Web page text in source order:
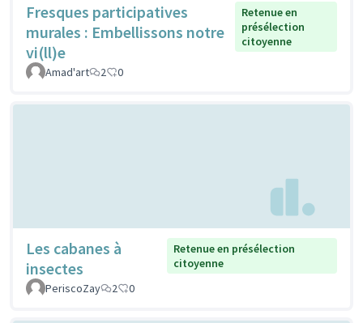
Fresques participatives
murales : Embellissons notre
vi(ll)e
Retenue en
présélection
citoyenne
Amad'art 2 0
Les cabanes à
insectes
Retenue en présélection
citoyenne
PeriscoZay
2 0